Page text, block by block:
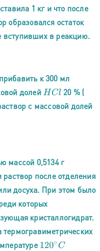
1 кг и что после
образовался остаток
вступивших в реакцию.
к 300 мл
долейHCl 20 % (
с массовой долей
массой 0,5134 г
после отделения
досуха. При этом было
которых
кристаллогидрат.
120∘C